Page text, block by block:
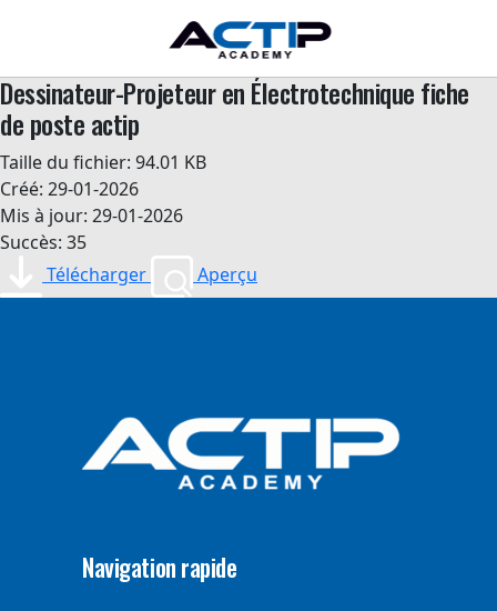
Dessinateur-Projeteur en Électrotechnique fiche
de poste actip
Taille du fichier: 94.01 KB
Créé: 29-01-2026
Mis à jour: 29-01-2026
Succès: 35
Télécharger
Aperçu
Navigation rapide